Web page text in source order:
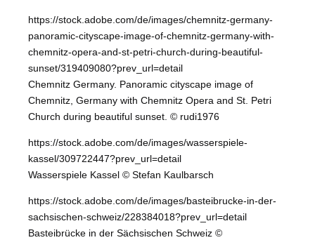
https://stock.adobe.com/de/images/chemnitz-germany-
panoramic-cityscape-image-of-chemnitz-germany-with-
chemnitz-opera-and-st-petri-church-during-beautiful-
sunset/319409080?prev_url=detail
Chemnitz Germany. Panoramic cityscape image of
Chemnitz, Germany with Chemnitz Opera and St. Petri
Church during beautiful sunset. © rudi1976
https://stock.adobe.com/de/images/wasserspiele-
kassel/309722447?prev_url=detail
Wasserspiele Kassel © Stefan Kaulbarsch
https://stock.adobe.com/de/images/basteibrucke-in-der-
sachsischen-schweiz/228384018?prev_url=detail
Basteibrücke in der Sächsischen Schweiz ©